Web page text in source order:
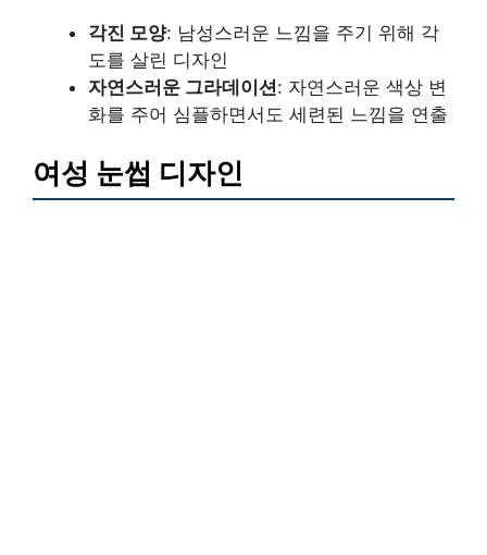
각진 모양: 남성스러운 느낌을 주기 위해 각
도를 살린 디자인
자연스러운 그라데이션: 자연스러운 색상 변
화를 주어 심플하면서도 세련된 느낌을 연출
여성 눈썹 디자인